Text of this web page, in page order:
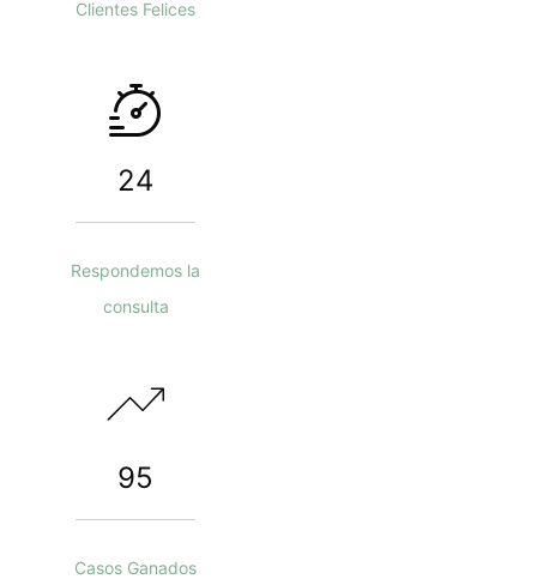
Clientes Felices
24
Respondemos la
consulta
95
Casos Ganados